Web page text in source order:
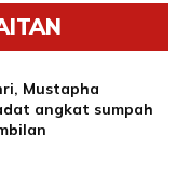
Mustapha
angkat sumpah